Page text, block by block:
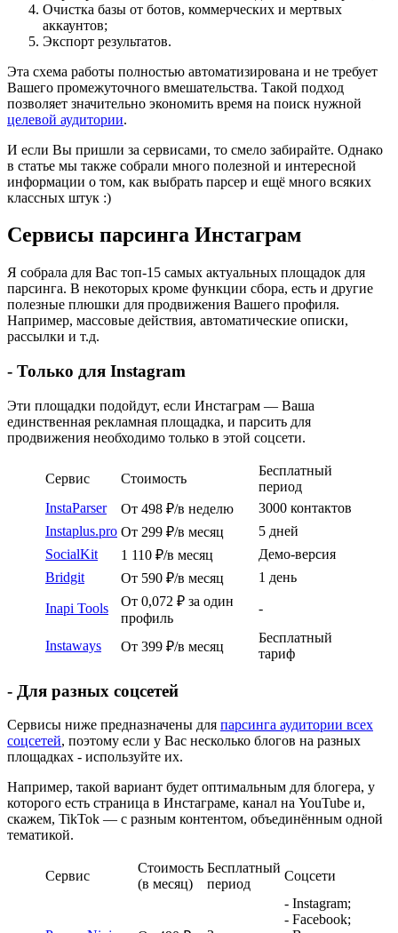
Очистка базы от ботов, коммерческих и мертвых
аккаунтов;
Экспорт результатов.
Эта схема работы полностью автоматизирована и не требует
Вашего промежуточного вмешательства. Такой подход
позволяет значительно экономить время на поиск нужной
целевой аудитории.
И если Вы пришли за сервисами, то смело забирайте. Однако
в статье мы также собрали много полезной и интересной
информации о том, как выбрать парсер и ещё много всяких
классных штук :)
Сервисы парсинга Инстаграм
Я собрала для Вас топ-15 самых актуальных площадок для
парсинга. В некоторых кроме функции сбора, есть и другие
полезные плюшки для продвижения Вашего профиля.
Например, массовые действия, автоматические описки,
рассылки и т.д.
- Только для Instagram
Эти площадки подойдут, если Инстаграм — Ваша
единственная рекламная площадка, и парсить для
продвижения необходимо только в этой соцсети.
Сервис Стоимость
Бесплатный
период
InstaParser
От 498 ₽/в неделю
3000 контактов
Instaplus.pro От 299 ₽/в месяц
5 дней
SocialKit
1 110 ₽/в месяц
Демо-версия
Bridgit
От 590 ₽/в месяц 1 день
Inapi Tools
От 0,072 ₽ за один
профиль
-
Instaways От 399 ₽/в месяц
Бесплатный
тариф
- Для разных соцсетей
Сервисы ниже предназначены для парсинга аудитории всех
соцсетей, поэтому если у Вас несколько блогов на разных
площадках - используйте их.
Например, такой вариант будет оптимальным для блогера, у
которого есть страница в Инстаграме, канал на YouTube и,
скажем, TikTok — с разным контентом, объединённым одной
тематикой.
Сервис
Стоимость
(в месяц)
Бесплатный
период
Соцсети
- Instagram;
- Facebook;